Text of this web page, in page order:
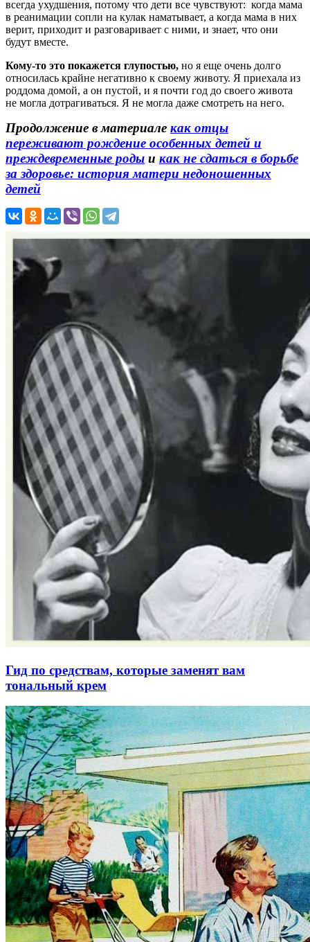
всегда ухудшения, потому что дети все чувствуют: когда мама
в реанимации сопли на кулак наматывает, а когда мама в них
верит, приходит и разговаривает с ними, и знает, что они
будут вместе.
Кому-то это покажется глупостью, но я еще очень долго
относилась крайне негативно к своему животу. Я приехала из
роддома домой, а он пустой, и я почти год до своего живота
не могла дотрагиваться. Я не могла даже смотреть на него.
Продолжение в материале как отцы
переживают рождение особенных детей и
преждевременные роды и как не сдаться в борьбе
за здоровье: история матери недоношенных
детей
Гид по средствам, которые заменят вам
тональный крем